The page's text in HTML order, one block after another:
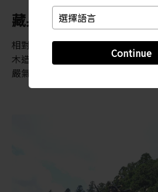
Continue
藏身於柏樹林中
相對於速玉和那智大社鮮明的朱紅
木造外牆與天然景致融為一體，低
嚴氣息。整片的柏木皮屋頂尤其令